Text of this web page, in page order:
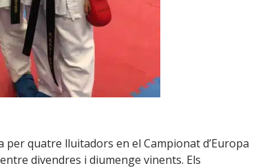
quatre lluitadors en el Campionat d’Europa
divendres i diumenge vinents. Els